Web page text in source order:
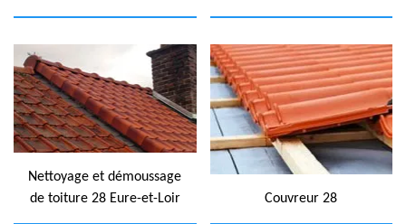
Nettoyage et démoussage
de toiture 28 Eure-et-Loir
Couvreur 28